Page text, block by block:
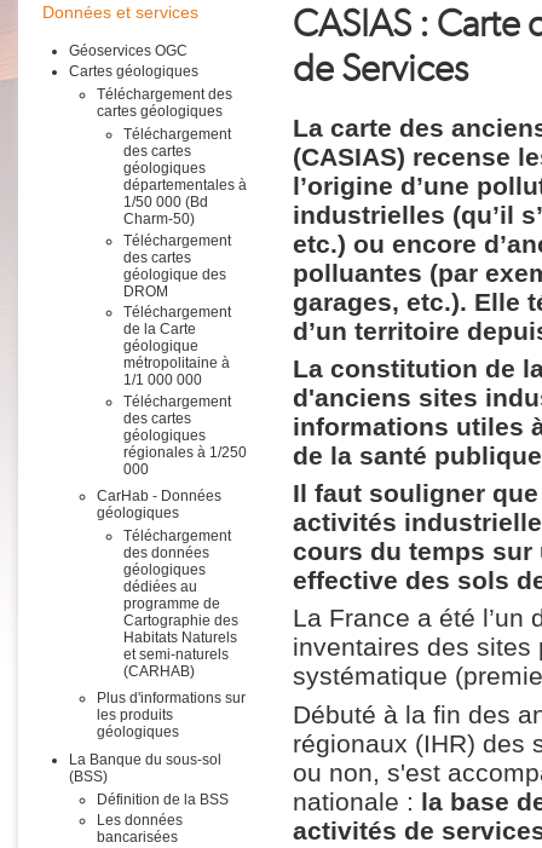
Données et services
Géoservices OGC
Cartes géologiques
Téléchargement des
cartes géologiques
Téléchargement
des cartes
géologiques
départementales à
1/50 000 (Bd
Charm-50)
Téléchargement
des cartes
géologique des
DROM
Téléchargement
de la Carte
géologique
métropolitaine à
1/1 000 000
Téléchargement
des cartes
géologiques
régionales à 1/250
000
CarHab - Données
géologiques
Téléchargement
des données
géologiques
dédiées au
programme de
Cartographie des
Habitats Naturels
et semi-naturels
(CARHAB)
Plus d'informations sur
les produits
géologiques
La Banque du sous-sol
(BSS)
Définition de la BSS
Les données
bancarisées
CASIAS : Carte
de Services
La carte des
(CASIAS) recense
l’origine d’une
industrielles (qu’il
etc.) ou encore
polluantes (par
garages, etc.). Elle
d’un territoire
La constitution de
d'anciens sites
informations utiles
de la santé
Il faut souligner
activités
cours du temps sur
effective des sols
La France a été l’un
inventaires des sites
systématique
Débuté à la fin des
régionaux (IHR) des
ou non, s'est
nationale : la base
activités de